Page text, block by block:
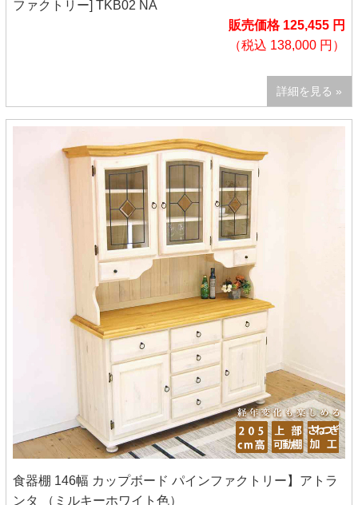
ファクトリー] TKB02 NA
販売価格 125,455 円
（税込 138,000 円）
詳細を見る »
食器棚 146幅 カップボード パインファクトリー】アトラ
ンタ （ミルキーホワイト色）